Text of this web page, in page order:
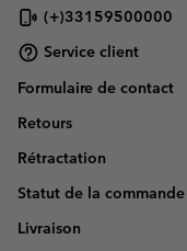
(+)33159500000
Service client
Formulaire de contact
Retours
Rétractation
Statut de la commande
Livraison